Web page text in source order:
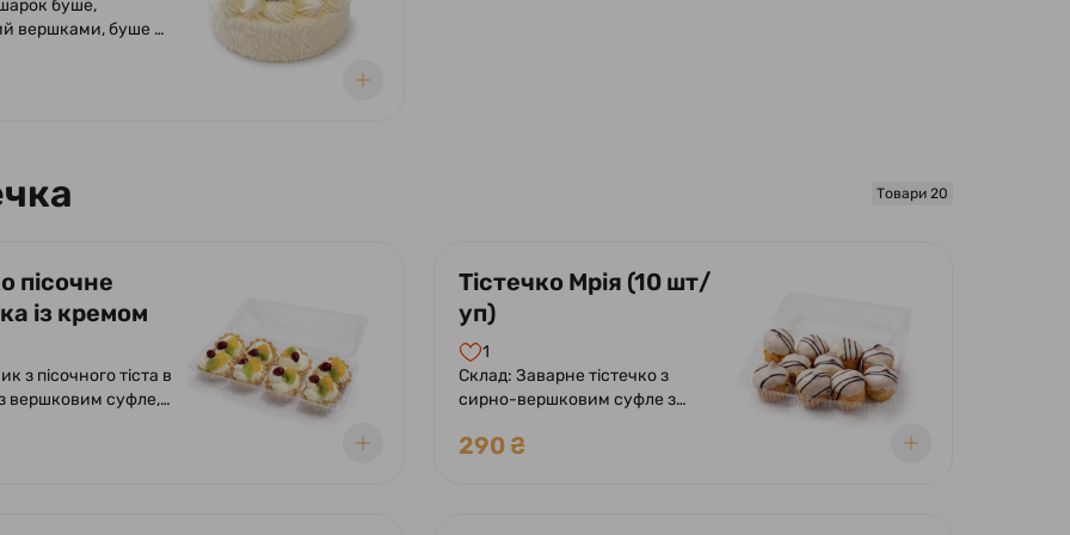
буше,
буше в
Товари 20
пісочне
із кремом
з пісочного тіста в
вершковим суфле,
Тістечко Мрія (10 шт/
уп)
1
Склад: Заварне тістечко з
сирно-вершковим суфле з
Прикрашено шоколадною
290 ₴